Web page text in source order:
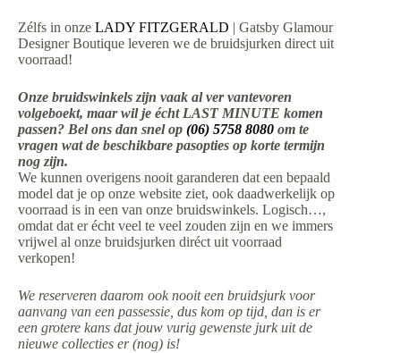
Zélfs in onze LADY FITZGERALD | Gatsby Glamour
Designer Boutique leveren we de bruidsjurken direct uit
voorraad!
Onze bruidswinkels zijn vaak al ver vantevoren
volgeboekt, maar wil je écht LAST MINUTE komen
passen? Bel ons dan snel op (06) 5758 8080 om te
vragen wat de beschikbare pasopties op korte termijn
nog zijn.
We kunnen overigens nooit garanderen dat een bepaald
model dat je op onze website ziet, ook daadwerkelijk op
voorraad is in een van onze bruidswinkels. Logisch…,
omdat dat er écht veel te veel zouden zijn en we immers
vrijwel al onze bruidsjurken diréct uit voorraad
verkopen!
We reserveren daarom ook nooit een bruidsjurk voor
aanvang van een passessie, dus kom op tijd, dan is er
een grotere kans dat jouw vurig gewenste jurk uit de
nieuwe collecties er (nog) is!